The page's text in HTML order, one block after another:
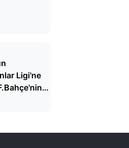
Ligi'ne